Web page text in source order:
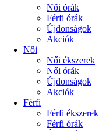
Női órák
Férfi órák
Újdonságok
Akciók
Női
Női ékszerek
Női órák
Újdonságok
Akciók
Férfi
Férfi ékszerek
Férfi órák